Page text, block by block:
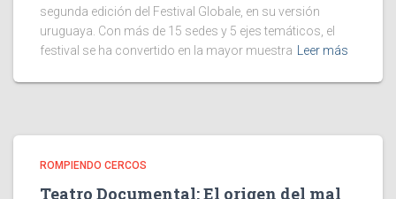
segunda edición del Festival Globale, en su versión
uruguaya. Con más de 15 sedes y 5 ejes temáticos, el
festival se ha convertido en la mayor muestra
Leer más
ROMPIENDO CERCOS
Teatro Documental: El origen del mal